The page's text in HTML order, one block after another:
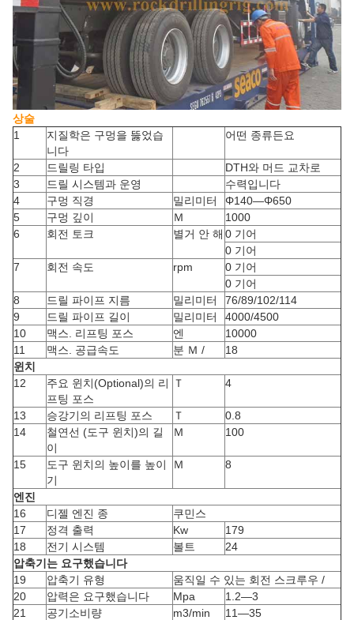
상술
1
지질학은 구멍을 뚫었습
니다
어떤 종류든요
2 드릴링 타입
DTH와 머드 교차로
3
드릴 시스템과 운영
수력입니다
4
구멍 직경 밀리미터
Φ140―Φ650
5
구멍 깊이 Ｍ
1000
6
회전 토크 별거 안 해 0 기어
0 기어
7
회전 속도 rpm
0 기어
0 기어
8
드릴 파이프 지름 밀리미터
76/89/102/114
9
드릴 파이프 길이 밀리미터
4000/4500
10
맥스. 리프팅 포스 엔
10000
11
맥스. 공급속도 분 Ｍ /
18
윈치
12
주요 윈치(Optional)의 리
프팅 포스
Ｔ 4
13 승강기의 리프팅 포스 Ｔ
0.8
14
철연선 (도구 윈치)의 길
이
Ｍ 100
15
도구 윈치의 높이를 높이
기
Ｍ 8
엔진
16
디젤 엔진 종
쿠민스
17
정격 출력 Kw
179
18
전기 시스템 볼트
24
압축기는 요구했습니다
19
압축기 유형
움직일 수 있는 회전 스크루우 /
20
압력은 요구했습니다 Mpa
1.2―3
21
공기소비량 m3/min
11―35